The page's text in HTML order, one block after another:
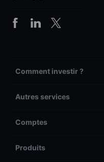
Comment investir ?
Autres services
Comptes
Produits